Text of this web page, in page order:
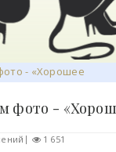
1 651